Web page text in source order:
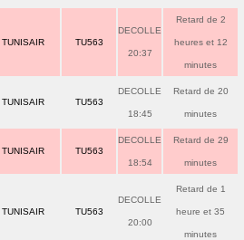
TUNISAIR TU563
DECOLLE
20:37
Retard de 2
heures et 12
minutes
TUNISAIR TU563
DECOLLE
18:45
Retard de 20
minutes
TUNISAIR TU563
DECOLLE
18:54
Retard de 29
minutes
TUNISAIR TU563
DECOLLE
20:00
Retard de 1
heure et 35
minutes